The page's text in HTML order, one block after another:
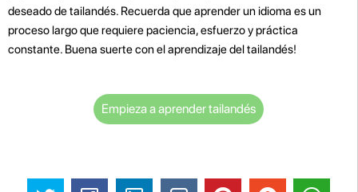
deseado de tailandés. Recuerda que aprender un idioma es un
proceso largo que requiere paciencia, esfuerzo y práctica
constante. Buena suerte con el aprendizaje del tailandés!
Empieza a aprender tailandés